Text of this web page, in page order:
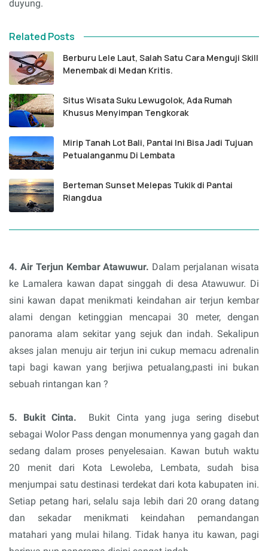
duyung.
Related Posts
Berburu Lele Laut, Salah Satu Cara Menguji Skill
Menembak di Medan Kritis.
Situs Wisata Suku Lewugolok, Ada Rumah
Khusus Menyimpan Tengkorak
Mirip Tanah Lot Bali, Pantai Ini Bisa Jadi Tujuan
Petualanganmu Di Lembata
Berteman Sunset Melepas Tukik di Pantai
Riangdua
4. Air Terjun Kembar Atawuwur. Dalam perjalanan wisata
ke Lamalera kawan dapat singgah di desa Atawuwur. Di
sini kawan dapat menikmati keindahan air terjun kembar
alami dengan ketinggian mencapai 30 meter, dengan
panorama alam sekitar yang sejuk dan indah. Sekalipun
akses jalan menuju air terjun ini cukup memacu adrenalin
tapi bagi kawan yang berjiwa petualang,pasti ini bukan
sebuah rintangan kan ?
5. Bukit Cinta. Bukit Cinta yang juga sering disebut
sebagai Wolor Pass dengan monumennya yang gagah dan
sedang dalam proses penyelesaian. Kawan butuh waktu
20 menit dari Kota Lewoleba, Lembata, sudah bisa
menjumpai satu destinasi terdekat dari kota kabupaten ini.
Setiap petang hari, selalu saja lebih dari 20 orang datang
dan sekadar menikmati keindahan pemandangan
matahari yang mulai hilang. Tidak hanya itu kawan, pagi